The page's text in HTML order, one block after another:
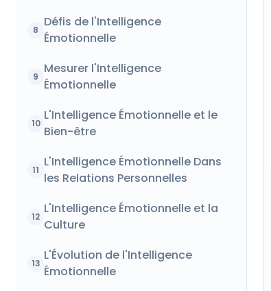
8
Défis de l'Intelligence
Émotionnelle
9
Mesurer l'Intelligence
Émotionnelle
10
L'Intelligence Émotionnelle et le
Bien-être
11
L'Intelligence Émotionnelle Dans
les Relations Personnelles
12
L'Intelligence Émotionnelle et la
Culture
13
L'Évolution de l'Intelligence
Émotionnelle